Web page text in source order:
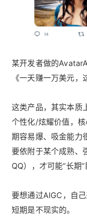
某开发者做的
《一天赚一万美元，
这类产品，其实本质
个性化/炫耀价值，核
期容易爆、吸金能力
要依附于某个成熟、
QQ），才可能“长期”
要想通过AIGC，自
短期是不现实的。